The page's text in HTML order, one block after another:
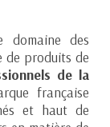
domaine des
de produits de
de la
française
et haut de